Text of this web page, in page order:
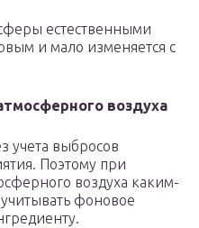
естественными
и мало изменяется с
воздуха
учета выбросов
Поэтому при
воздуха каким-
фоновое